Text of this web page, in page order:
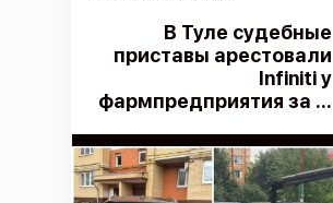
В Туле судебные
приставы арестовали
Infiniti у
фармпредприятия за ...